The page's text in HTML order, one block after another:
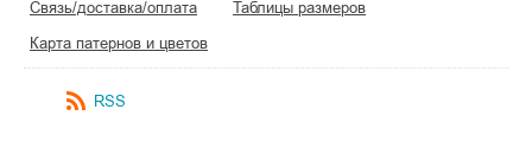
Связь/доставка/оплата
Таблицы размеров
Карта патернов и цветов
RSS